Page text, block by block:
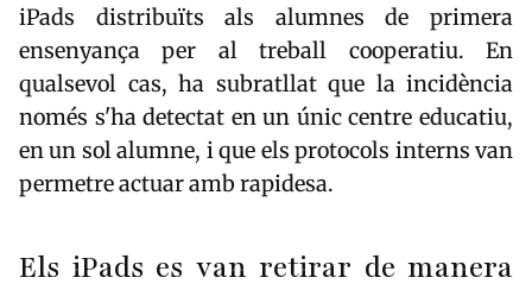
iPads distribuïts als alumnes de primera
ensenyança per al treball cooperatiu. En
qualsevol cas, ha subratllat que la incidència
només s'ha detectat en un únic centre educatiu,
en un sol alumne, i que els protocols interns van
permetre actuar amb rapidesa.
Els iPads es van retirar de manera